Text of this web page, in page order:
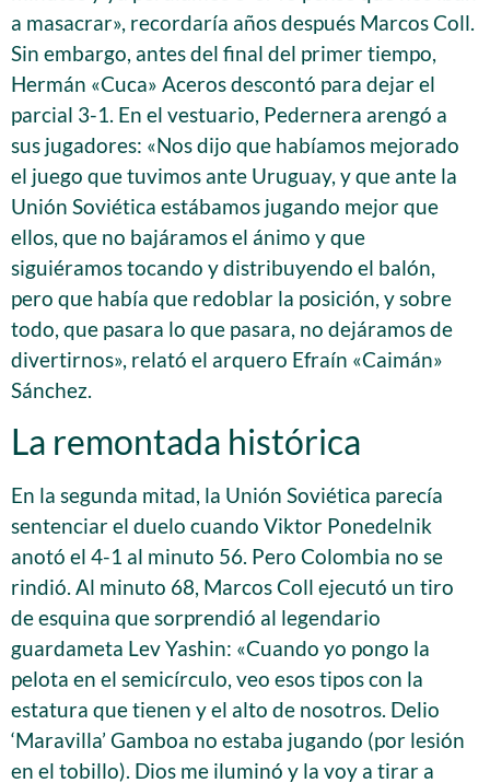
a masacrar», recordaría años después Marcos Coll.
Sin embargo, antes del final del primer tiempo,
Hermán «Cuca» Aceros descontó para dejar el
parcial 3-1. En el vestuario, Pedernera arengó a
sus jugadores: «Nos dijo que habíamos mejorado
el juego que tuvimos ante Uruguay, y que ante la
Unión Soviética estábamos jugando mejor que
ellos, que no bajáramos el ánimo y que
siguiéramos tocando y distribuyendo el balón,
pero que había que redoblar la posición, y sobre
todo, que pasara lo que pasara, no dejáramos de
divertirnos», relató el arquero Efraín «Caimán»
Sánchez.
La remontada histórica
En la segunda mitad, la Unión Soviética parecía
sentenciar el duelo cuando Viktor Ponedelnik
anotó el 4-1 al minuto 56. Pero Colombia no se
rindió. Al minuto 68, Marcos Coll ejecutó un tiro
de esquina que sorprendió al legendario
guardameta Lev Yashin: «Cuando yo pongo la
pelota en el semicírculo, veo esos tipos con la
estatura que tienen y el alto de nosotros. Delio
‘Maravilla’ Gamboa no estaba jugando (por lesión
en el tobillo). Dios me iluminó y la voy a tirar a